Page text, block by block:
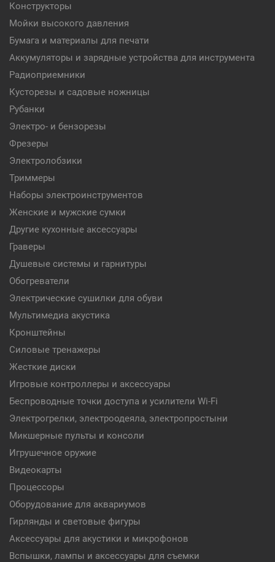
Конструкторы
Мойки высокого давления
Бумага и материалы для печати
Аккумуляторы и зарядные устройства для инструмента
Радиоприемники
Кусторезы и садовые ножницы
Рубанки
Электро- и бензорезы
Фрезеры
Электролобзики
Триммеры
Наборы электроинструментов
Женские и мужские сумки
Другие кухонные аксессуары
Граверы
Душевые системы и гарнитуры
Обогреватели
Электрические сушилки для обуви
Мультимедиа акустика
Кронштейны
Силовые тренажеры
Жесткие диски
Игровые контроллеры и аксессуары
Беспроводные точки доступа и усилители Wi-Fi
Электрогрелки, электроодеяла, электропростыни
Микшерные пульты и консоли
Игрушечное оружие
Видеокарты
Процессоры
Оборудование для аквариумов
Гирлянды и световые фигуры
Аксессуары для акустики и микрофонов
Вспышки, лампы и аксессуары для съемки